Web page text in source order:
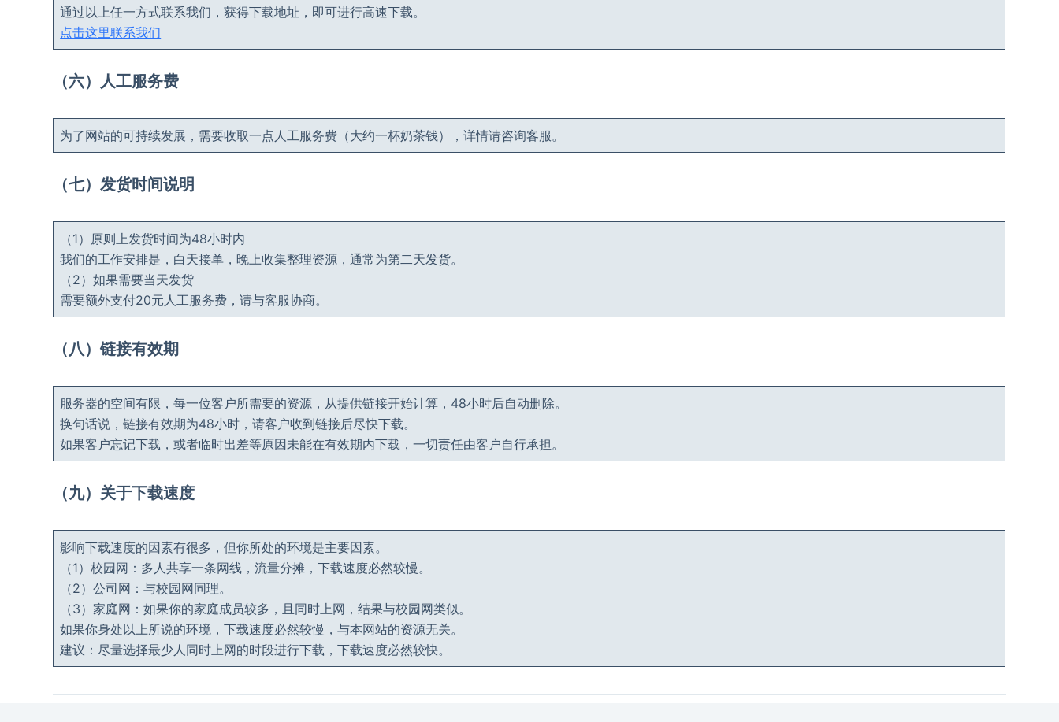
通过以上任一方式联系我们，获得下载地址，即可进行高速下载。
点击这里联系我们
（六）人工服务费
为了网站的可持续发展，需要收取一点人工服务费（大约一杯奶茶钱），详情请咨询客服。
（七）发货时间说明
（1）原则上发货时间为48小时内
我们的工作安排是，白天接单，晚上收集整理资源，通常为第二天发货。
（2）如果需要当天发货
需要额外支付20元人工服务费，请与客服协商。
（八）链接有效期
服务器的空间有限，每一位客户所需要的资源，从提供链接开始计算，48小时后自动删除。
换句话说，链接有效期为48小时，请客户收到链接后尽快下载。
如果客户忘记下载，或者临时出差等原因未能在有效期内下载，一切责任由客户自行承担。
（九）关于下载速度
影响下载速度的因素有很多，但你所处的环境是主要因素。
（1）校园网：多人共享一条网线，流量分摊，下载速度必然较慢。
（2）公司网：与校园网同理。
（3）家庭网：如果你的家庭成员较多，且同时上网，结果与校园网类似。
如果你身处以上所说的环境，下载速度必然较慢，与本网站的资源无关。
建议：尽量选择最少人同时上网的时段进行下载，下载速度必然较快。